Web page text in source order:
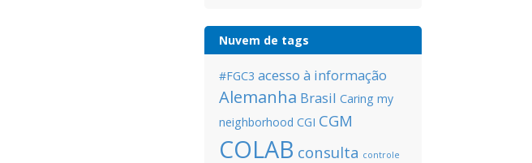
Nuvem de tags
#FGC3 acesso à informação
Alemanha Brasil Caring my
neighborhood CGI CGM
COLAB consulta controle